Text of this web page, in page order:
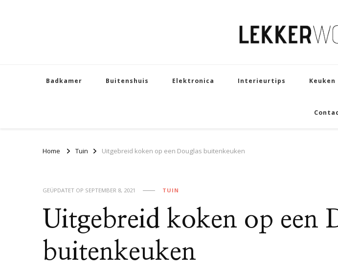
Badkamer Buitenshuis Elektronica Interieurtips Keuken
Home Tuin Uitgebreid koken op een Douglas buitenkeuken
GEÜPDATET OP SEPTEMBER 8, 2021 TUIN
Uitgebreid koken op een
buitenkeuken